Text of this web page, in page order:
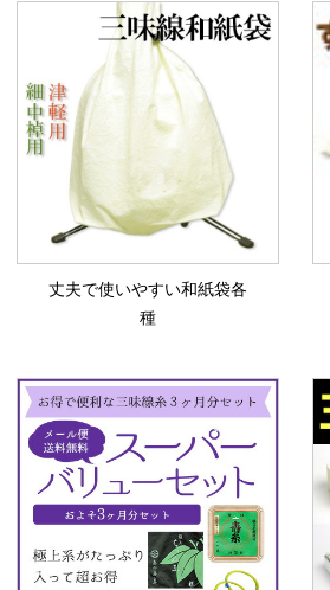
丈夫で使いやすい和紙袋各
種